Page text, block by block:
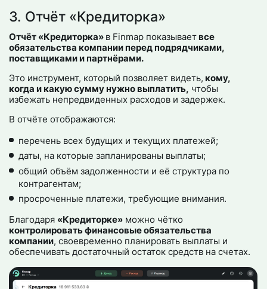
3. Отчёт «Кредиторка»
Отчёт «Кредиторка» в Finmap показывает все
обязательства компании перед подрядчиками,
поставщиками и партнёрами.
Это инструмент, который позволяет видеть, кому,
когда и какую сумму нужно выплатить, чтобы
избежать непредвиденных расходов и задержек.
В отчёте отображаются:
перечень всех будущих и текущих платежей;
даты, на которые запланированы выплаты;
общий объём задолженности и её структура по
контрагентам;
просроченные платежи, требующие внимания.
Благодаря «Кредиторке» можно чётко
контролировать финансовые обязательства
компании, своевременно планировать выплаты и
обеспечивать достаточный остаток средств на счетах.